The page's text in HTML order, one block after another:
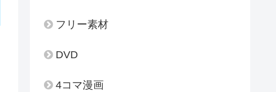
フリー素材
DVD
4コマ漫画